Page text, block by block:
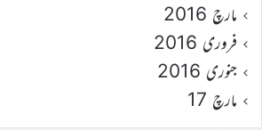
مارچ 2016
فروری 2016
جنوری 2016
مارچ 17